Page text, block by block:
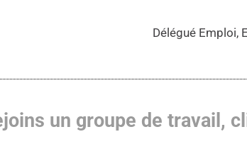
Délégué Emploi,
un groupe de travail,